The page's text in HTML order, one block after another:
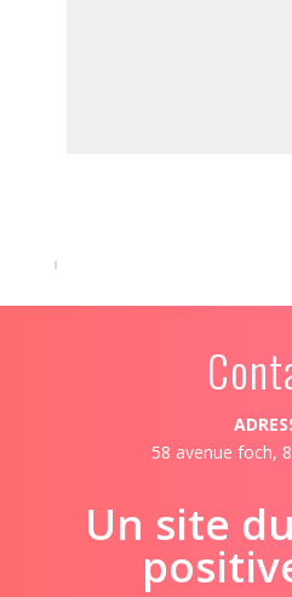
58 avenue foch,
Un site